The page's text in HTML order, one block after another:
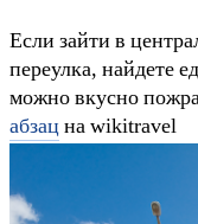
Если зайти в
переулка, найдете
можно вкусно
абзацна wikitravel